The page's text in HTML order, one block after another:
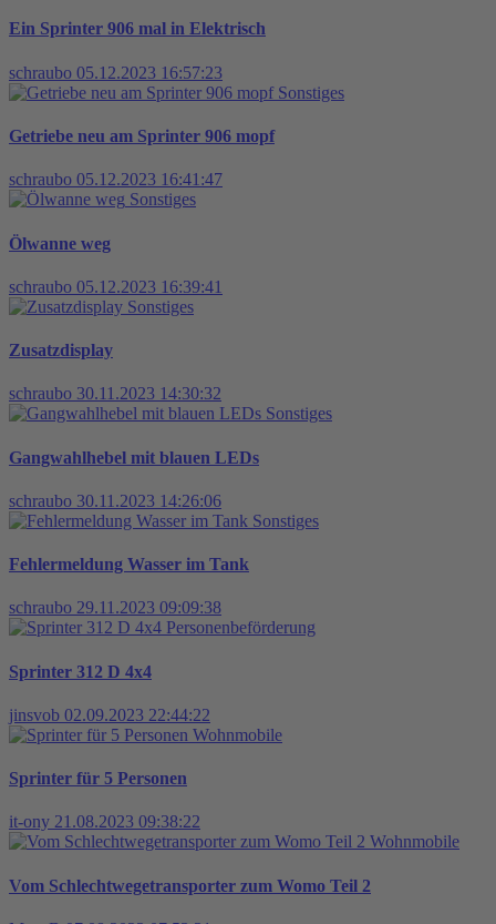
Ein Sprinter 906 mal in Elektrisch
schraubo 05.12.2023 16:57:23
Sonstiges
Getriebe neu am Sprinter 906 mopf
schraubo 05.12.2023 16:41:47
Sonstiges
Ölwanne weg
schraubo 05.12.2023 16:39:41
Sonstiges
Zusatzdisplay
schraubo 30.11.2023 14:30:32
Sonstiges
Gangwahlhebel mit blauen LEDs
schraubo 30.11.2023 14:26:06
Sonstiges
Fehlermeldung Wasser im Tank
schraubo 29.11.2023 09:09:38
Personenbeförderung
Sprinter 312 D 4x4
jinsvob 02.09.2023 22:44:22
Wohnmobile
Sprinter für 5 Personen
it-ony 21.08.2023 09:38:22
Wohnmobile
Vom Schlechtwegetransporter zum Womo Teil 2